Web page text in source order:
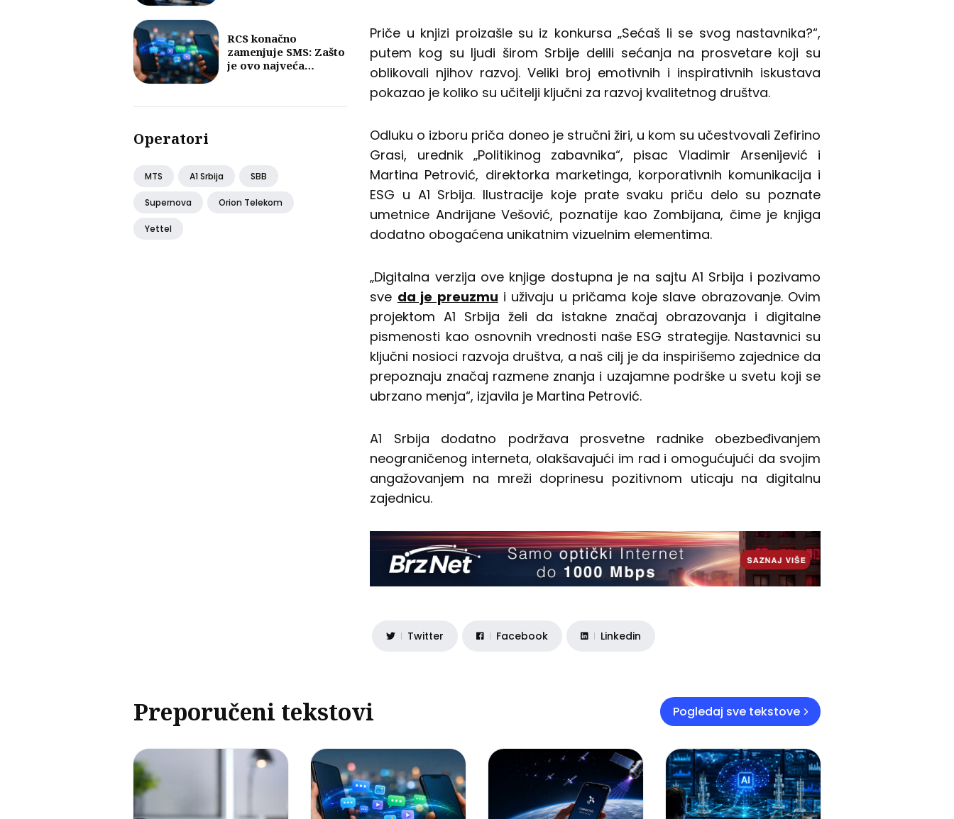
RCS konačno
zamenjuje SMS: Zašto
je ovo najveća
30 godina?
Operatori
MTS A1 Srbija SBB
Supernova Orion Telekom
Yettel
Priče u knjizi proizašle su iz konkursa „Sećaš li se svog nastavnika?“,
putem kog su ljudi širom Srbije delili sećanja na prosvetare koji su
oblikovali njihov razvoj. Veliki broj emotivnih i inspirativnih iskustava
pokazao je koliko su učitelji ključni za razvoj kvalitetnog društva.
Odluku o izboru priča doneo je stručni žiri, u kom su učestvovali Zefirino
Grasi, urednik „Politikinog zabavnika“, pisac Vladimir Arsenijević i
Martina Petrović, direktorka marketinga, korporativnih komunikacija i
ESG u A1 Srbija. Ilustracije koje prate svaku priču delo su poznate
umetnice Andrijane Vešović, poznatije kao Zombijana, čime je knjiga
dodatno obogaćena unikatnim vizuelnim elementima.
„Digitalna verzija ove knjige dostupna je na sajtu A1 Srbija i pozivamo
sve da je preuzmu i uživaju u pričama koje slave obrazovanje. Ovim
projektom A1 Srbija želi da istakne značaj obrazovanja i digitalne
pismenosti kao osnovnih vrednosti naše ESG strategije. Nastavnici su
ključni nosioci razvoja društva, a naš cilj je da inspirišemo zajednice da
prepoznaju značaj razmene znanja i uzajamne podrške u svetu koji se
ubrzano menja“, izjavila je Martina Petrović.
A1 Srbija dodatno podržava prosvetne radnike obezbeđivanjem
neograničenog interneta, olakšavajući im rad i omogućujući da svojim
angažovanjem na mreži doprinesu pozitivnom uticaju na digitalnu
zajednicu.
Twitter Facebook Linkedin
Preporučeni tekstovi Pogledaj sve tekstove